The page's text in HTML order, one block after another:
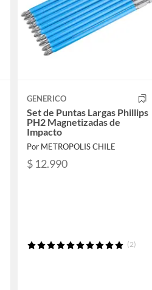
GENERICO
Set de Puntas Largas Phillips
PH2 Magnetizadas de
Impacto
Por METROPOLIS CHILE
$ 12.990
(2)